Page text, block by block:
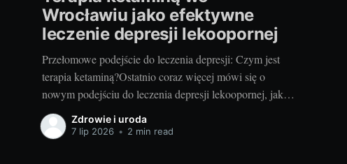
Wrocławiu jako efektywne
leczenie depresji lekoopornej
Przełomowe podejście do leczenia depresji: Czym jest
terapia ketaminą?Ostatnio coraz więcej mówi się o
nowym podejściu do leczenia depresji lekoopornej, jakim
jest terapia ketaminą. To substancja pochodna
fencyklidyny znanej z anestezjologii, która nabiera
Zdrowie i uroda
7 lip 2026 • 2 min read